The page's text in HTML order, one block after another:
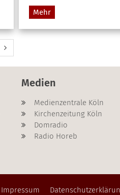
Mehr
Nächste Seite
Medien
Medienzentrale Köln
Kirchenzeitung Köln
Domradio
Radio Horeb
Impressum